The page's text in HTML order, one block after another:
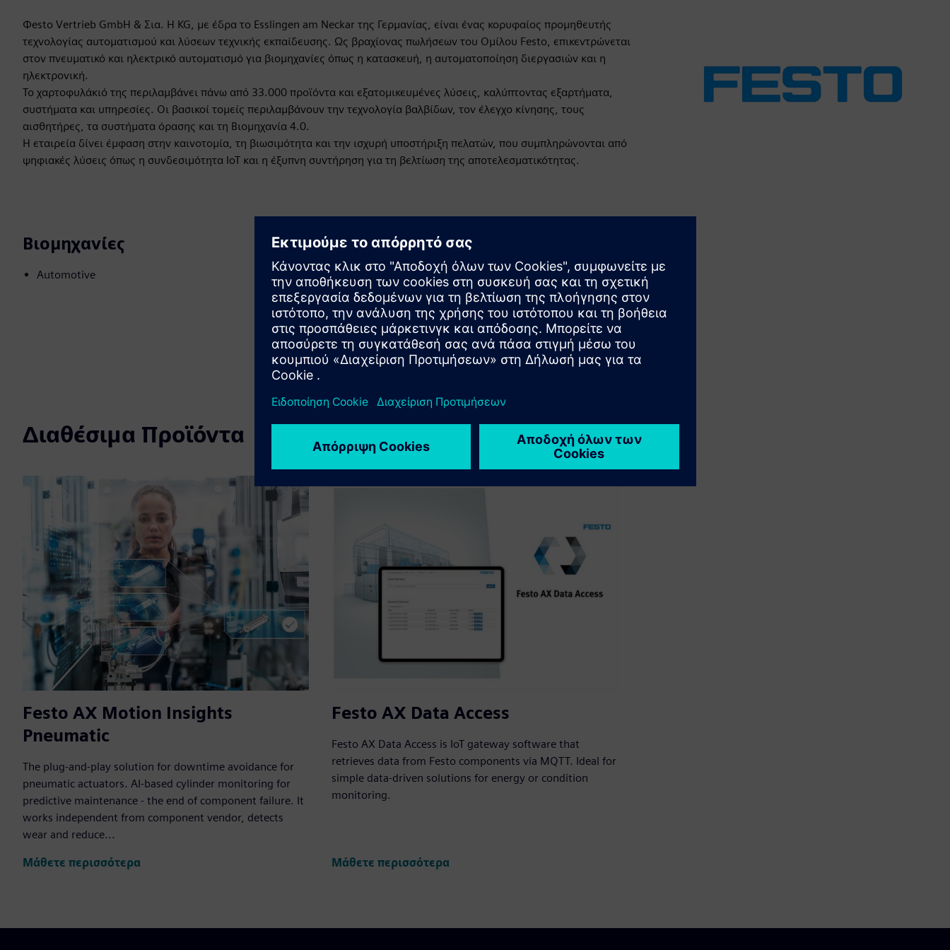
Φesto Vertrieb GmbH & Σια. Η KG, με έδρα το Esslingen am Neckar της Γερμανίας, είναι ένας κορυφαίος προμηθευτής
τεχνολογίας αυτοματισμού και λύσεων τεχνικής εκπαίδευσης. Ως βραχίονας πωλήσεων του Ομίλου Festo, επικεντρώνεται
στον πνευματικό και ηλεκτρικό αυτοματισμό για βιομηχανίες όπως η κατασκευή, η αυτοματοποίηση διεργασιών και η
ηλεκτρονική.
Το χαρτοφυλάκιό της περιλαμβάνει πάνω από 33.000 προϊόντα και εξατομικευμένες λύσεις, καλύπτοντας εξαρτήματα,
συστήματα και υπηρεσίες. Οι βασικοί τομείς περιλαμβάνουν την τεχνολογία βαλβίδων, τον έλεγχο κίνησης, τους
αισθητήρες, τα συστήματα όρασης και τη Βιομηχανία 4.0.
Η εταιρεία δίνει έμφαση στην καινοτομία, τη βιωσιμότητα και την ισχυρή υποστήριξη πελατών, που συμπληρώνονται από
ψηφιακές λύσεις όπως η συνδεσιμότητα IoT και η έξυπνη συντήρηση για τη βελτίωση της αποτελεσματικότητας.
Βιομηχανίες
Automotive
Κίνηση
Build
Επεκτείνει ή βασίζεται σε ένα προϊόν/λύση Siemens
Xcelerator δημιουργώντας ένα νέο προϊόν ή δημιουργεί
μια νέα λύση για πελάτη μέσω της ενσωμάτωσης του
προϊόντος Siemens Xcelerator με το δικό του προϊόν
Διαθέσιμα Προϊόντα
Festo AX Motion Insights
Pneumatic
The plug-and-play solution for downtime avoidance for
pneumatic actuators. AI-based cylinder monitoring for
predictive maintenance - the end of component failure. It
works independent from component vendor, detects
wear and reduce...
Μάθετε περισσότερα
Festo AX Data Access
Festo AX Data Access is IoT gateway software that
retrieves data from Festo components via MQTT. Ideal for
simple data-driven solutions for energy or condition
monitoring.
Μάθετε περισσότερα